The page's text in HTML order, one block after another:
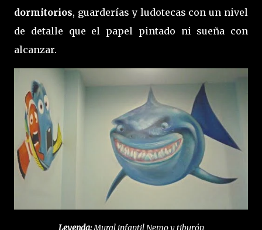
dormitorios, guarderías y ludotecas con un nivel
de detalle que el papel pintado ni sueña con
alcanzar.
Leyenda:Mural infantil Nemo y tiburón